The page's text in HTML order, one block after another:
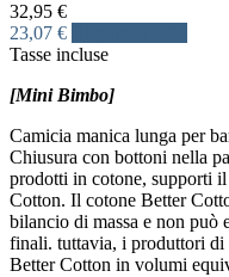
32,95 €
23,07 €
Tasse incluse
[Mini Bimbo]
Camicia manica lunga per
Chiusura con bottoni nella
prodotti in cotone, supporti
Cotton. Il cotone Better
bilancio di massa e non può
finali. tuttavia, i produttori di
Better Cotton in volumi